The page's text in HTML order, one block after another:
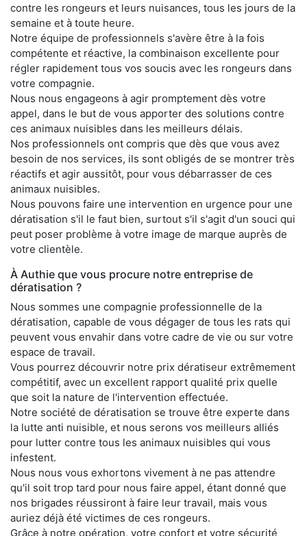
contre les rongeurs et leurs nuisances, tous les jours de la
semaine et à toute heure.
Notre équipe de professionnels s'avère être à la fois
compétente et réactive, la combinaison excellente pour
régler rapidement tous vos soucis avec les rongeurs dans
votre compagnie.
Nous nous engageons à agir promptement dès votre
appel, dans le but de vous apporter des solutions contre
ces animaux nuisibles dans les meilleurs délais.
Nos professionnels ont compris que dès que vous avez
besoin de nos services, ils sont obligés de se montrer très
réactifs et agir aussitôt, pour vous débarrasser de ces
animaux nuisibles.
Nous pouvons faire une intervention en urgence pour une
dératisation s'il le faut bien, surtout s'il s'agit d'un souci qui
peut poser problème à votre image de marque auprès de
votre clientèle.
À Authie que vous procure notre entreprise de
dératisation ?
Nous sommes une compagnie professionnelle de la
dératisation, capable de vous dégager de tous les rats qui
peuvent vous envahir dans votre cadre de vie ou sur votre
espace de travail.
Vous pourrez découvrir notre prix dératiseur extrêmement
compétitif, avec un excellent rapport qualité prix quelle
que soit la nature de l'intervention effectuée.
Notre société de dératisation se trouve être experte dans
la lutte anti nuisible, et nous serons vos meilleurs alliés
pour lutter contre tous les animaux nuisibles qui vous
infestent.
Nous nous vous exhortons vivement à ne pas attendre
qu'il soit trop tard pour nous faire appel, étant donné que
nos brigades réussiront à faire leur travail, mais vous
auriez déjà été victimes de ces rongeurs.
Grâce à notre opération, votre confort et votre sécurité